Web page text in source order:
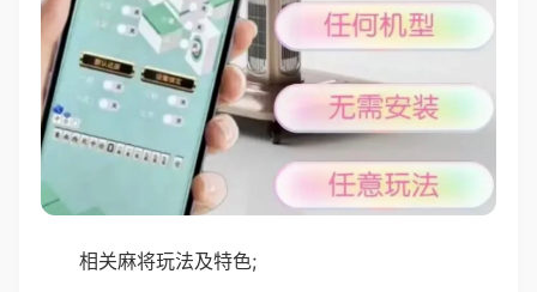
相关麻将玩法及特色;